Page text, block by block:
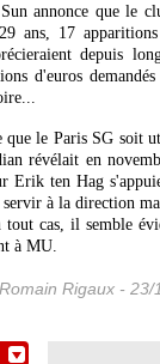
annonce que le
ans, 17
depuis
d'euros
le Paris SG soit
révélait en
Erik ten Hag
à la direction
cas, il semble
à MU.
Rigaux - 23/